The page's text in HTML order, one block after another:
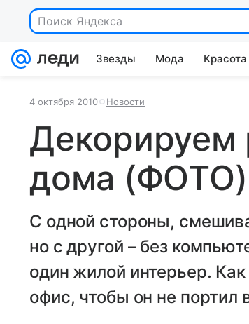
Поиск Яндекса
Звезды Мода Красота
4 октября 2010 Новости
Декорируем
дома (ФОТО)
С одной стороны,
но с другой – без
один жилой интерьер.
офис, чтобы он не